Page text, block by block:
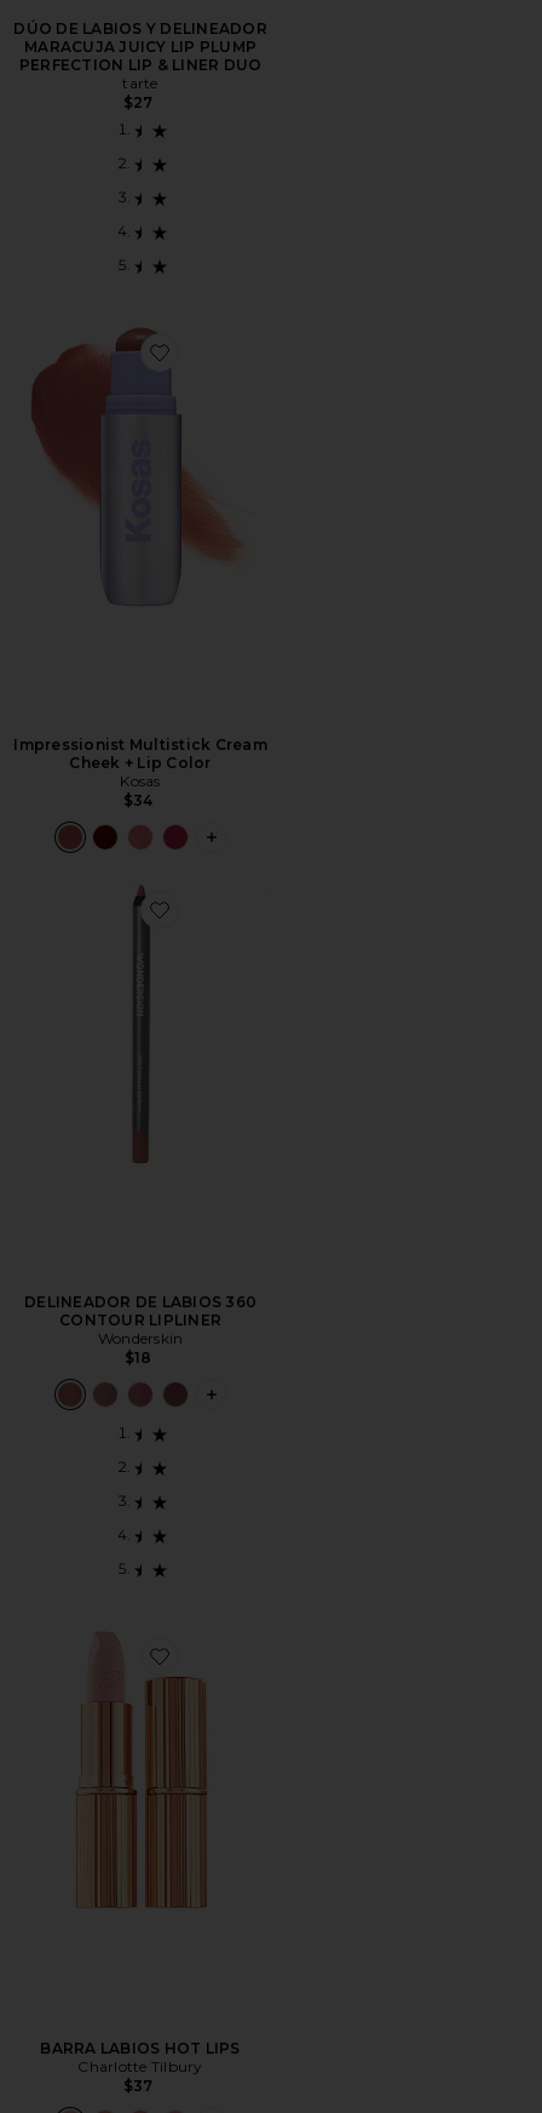
DÚO DE LABIOS Y DELINEADOR
MARACUJA JUICY LIP PLUMP
PERFECTION LIP & LINER DUO
tarte
$27
Favorite Impressionist Multistick Cream Cheek + Lip
Impressionist Multistick Cream
Cheek + Lip Color
Kosas
$34
PLUS ICON TO SEE MORE OPTIONS
Favorite DELINEADOR DE LABIOS 360 CONTOUR
DELINEADOR DE LABIOS 360
CONTOUR LIPLINER
Wonderskin
$18
PLUS ICON TO SEE MORE OPTIONS
Favorite BARRA LABIOS HOT LIPS
BARRA LABIOS HOT LIPS
Charlotte Tilbury
$37